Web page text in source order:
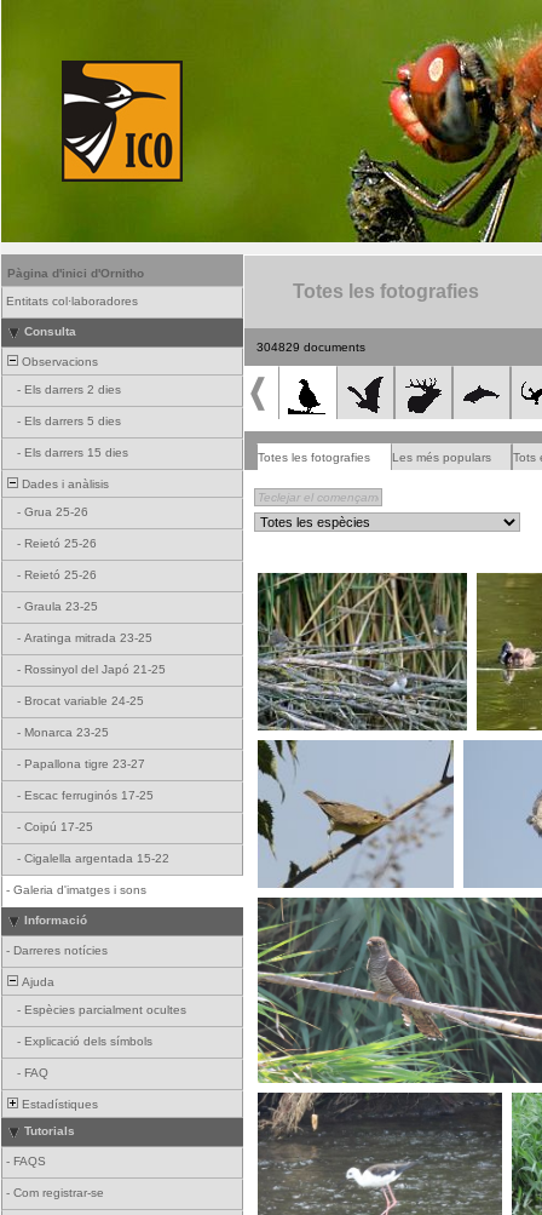
Pàgina d'inici d'Ornitho
Entitats col·laboradores
Consulta
Observacions
- Els darrers 2 dies
- Els darrers 5 dies
- Els darrers 15 dies
Dades i anàlisis
- Grua 25-26
- Reietó 25-26
- Reietó 25-26
- Graula 23-25
- Aratinga mitrada 23-25
- Rossinyol del Japó 21-25
- Brocat variable 24-25
- Monarca 23-25
- Papallona tigre 23-27
- Escac ferruginós 17-25
- Coipú 17-25
- Cigalella argentada 15-22
- Galeria d'imatges i sons
Informació
- Darreres notícies
Ajuda
- Espècies parcialment ocultes
- Explicació dels símbols
- FAQ
Estadístiques
Tutorials
- FAQS
- Com registrar-se
Totes les fotografies
304829 documents
Totes les fotografies Les més populars Tots